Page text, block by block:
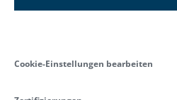
Cookie-Einstellungen bearbeiten